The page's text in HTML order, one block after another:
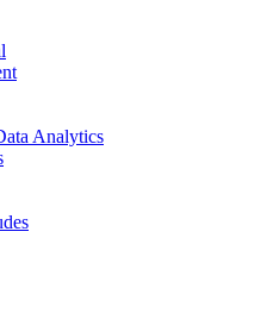
Analytics